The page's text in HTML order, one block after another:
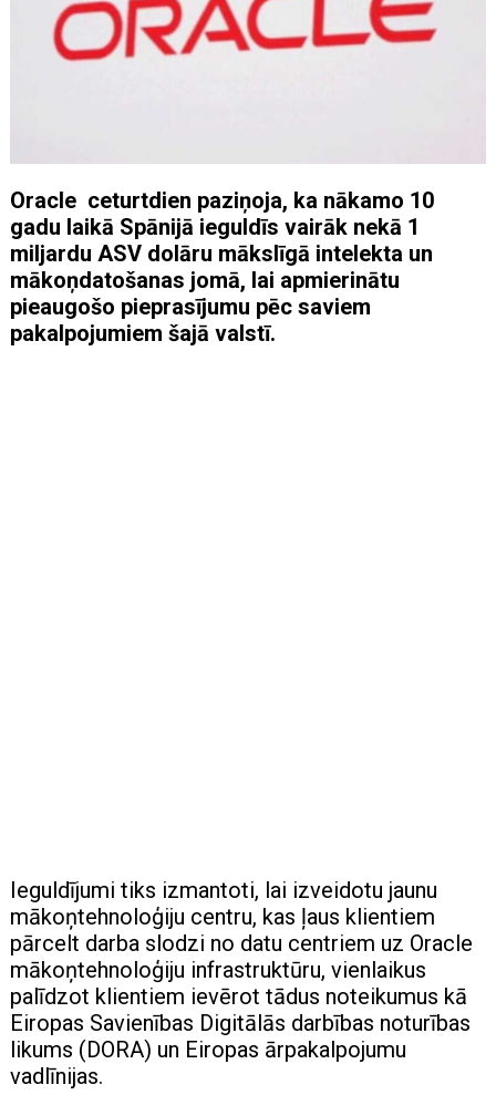
Oracle ceturtdien paziņoja, ka nākamo 10
gadu laikā Spānijā ieguldīs vairāk nekā 1
miljardu ASV dolāru mākslīgā intelekta un
mākoņdatošanas jomā, lai apmierinātu
pieaugošo pieprasījumu pēc saviem
pakalpojumiem šajā valstī.
Ieguldījumi tiks izmantoti, lai izveidotu jaunu
mākoņtehnoloģiju centru, kas ļaus klientiem
pārcelt darba slodzi no datu centriem uz Oracle
mākoņtehnoloģiju infrastruktūru, vienlaikus
palīdzot klientiem ievērot tādus noteikumus kā
Eiropas Savienības Digitālās darbības noturības
likums (DORA) un Eiropas ārpakalpojumu
vadlīnijas.